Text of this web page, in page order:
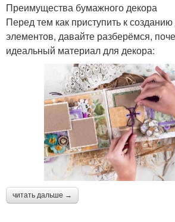
Преимущества бумажного декора
Перед тем как приступить к
элементов, давайте разберёмся,
идеальный материал для декора:
читать дальше →